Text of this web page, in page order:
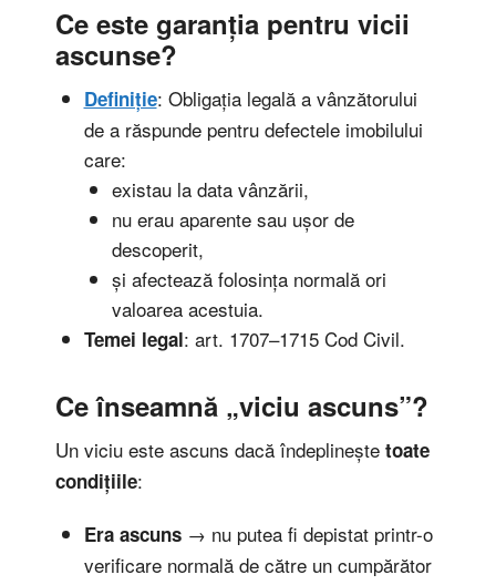
Ce este garanția pentru vicii
ascunse?
Definiție: Obligația legală a vânzătorului
de a răspunde pentru defectele imobilului
care:
existau la data vânzării,
nu erau aparente sau ușor de
descoperit,
și afectează folosința normală ori
valoarea acestuia.
Temei legal: art. 1707–1715 Cod Civil.
Ce înseamnă „viciu ascuns”?
Un viciu este ascuns dacă îndeplinește toate
condițiile:
Era ascuns→ nu putea fi depistat printr-o
verificare normală de către un cumpărător